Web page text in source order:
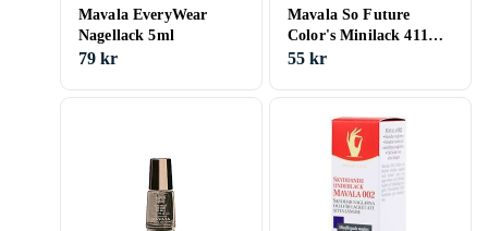
Mavala EveryWear
Nagellack 5ml
79 kr
Mavala So Future
Color's Minilack 411
Moon Chic 5ml
55 kr